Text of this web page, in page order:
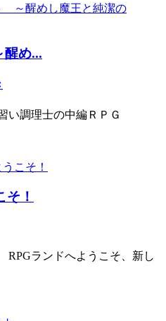
め...
い調理士の中編ＲＰＧ
そ！
ランドへようこそ、新し